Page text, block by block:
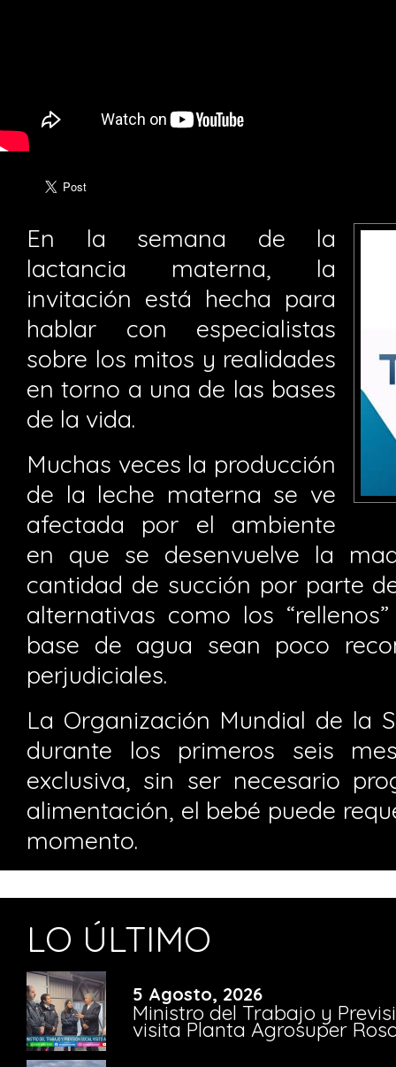
En la semana de la
lactancia materna, la
invitación está hecha para
hablar con especialistas
sobre los mitos y realidades
en torno a una de las bases
de la vida.
Muchas veces la producción
de la leche materna se ve
afectada por el ambiente
en que se desenvuelve la
cantidad de succión por parte
alternativas como los
base de agua sean poco
perjudiciales.
La Organización Mundial de la
durante los primeros seis
exclusiva, sin ser necesario
alimentación, el bebé puede
momento.
LO ÚLTIMO
5 Agosto, 2026
Ministro del Trabajo y
visita Planta Agrosuper